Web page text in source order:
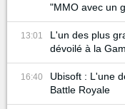
"MMO avec un
13:01
L'un des plus
dévoilé à la
16:40
Ubisoft : L'une
Battle Royale